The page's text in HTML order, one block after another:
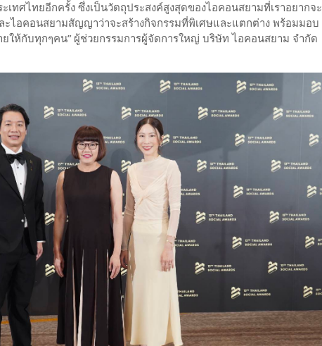
ทศไทยอีกครั้ง ซึ่งเป็นวัตถุประสงค์สูงสุดของไอคอนสยามที่เราอยากจะ
ะไอคอนสยามสัญญาว่าจะสร้างกิจกรรมที่พิเศษและแตกต่าง พร้อมมอบ
ให้กับทุกๆคน” ผู้ช่วยกรรมการผู้จัดการใหญ่ บริษัท ไอคอนสยาม จำกัด